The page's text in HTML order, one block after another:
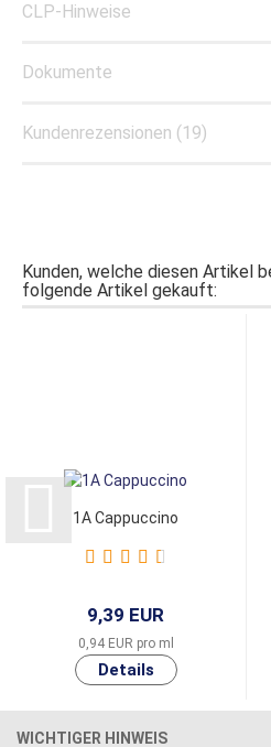
CLP-Hinweise
Dokumente
Kundenrezensionen (19)
Kunden, welche diesen Artikel
folgende Artikel gekauft:
1A Cappuccino
9,39 EUR
0,94 EUR pro ml
WICHTIGER HINWEIS